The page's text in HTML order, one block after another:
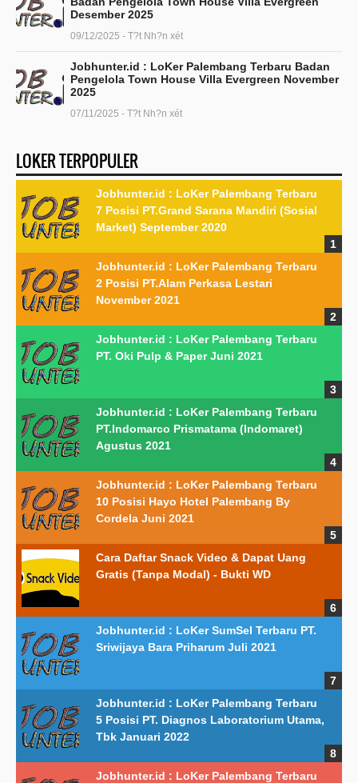
Desember 2025
09/12/2025 - T?t Nh?n xét
Jobhunter.id : LoKer Palembang Terbaru Badan
Pengelola Town House Villa Evergreen November
2025
07/11/2025 - T?t Nh?n xét
LOKER TERPOPULER
Jobhunter.id : LoKer Palembang Terbaru
7 Posisi PT.Grand Sarana Mandiri (Sosial
Market) September 2020
Jobhunter.id : LoKer Palembang Terbaru
2 Posisi PT.Alam Perkasa Lestari
November 2021
Jobhunter.id : LoKer Palembang Terbaru
PT. Oki Pulp & Paper Juni 2021
Jobhunter.id : LoKer Palembang Terbaru
PT.Indomarco Prismatama (Indomaret)
Agustus 2021
Jobhunter.id : LoKer Palembang Terbaru
10 Posisi Hayo Hotel Palembang By
Cordela Juni 2021
Cara Daftar Snack Video & Dapat Uang
Gratis (Tanpa Modal) - Bukti WD
Jobhunter.id : LoKer SumSel Terbaru PT.
Sriwijaya Bara Priharum Juli 2021
Jobhunter.id : LoKer Palembang Terbaru
5 Posisi PT. Diagnos Laboratorium Utama,
Tbk Januari 2022
Jobhunter.id : LoKer Palembang Terbaru